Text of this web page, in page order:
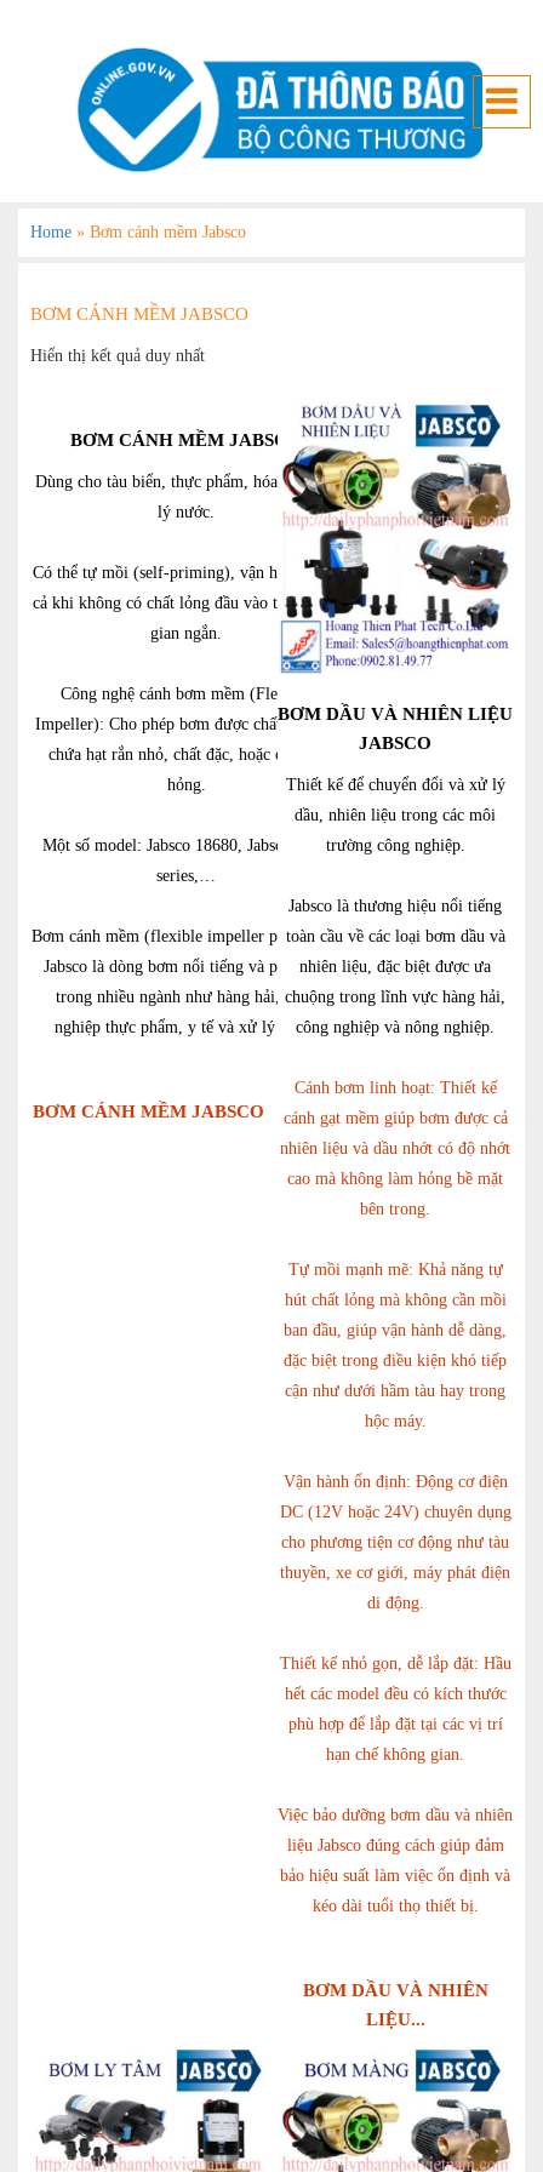
Home » Bơm cánh mềm Jabsco
BƠM CÁNH MỀM JABSCO
Hiển thị kết quả duy nhất
BƠM CÁNH MỀM JABSCO
Dùng cho tàu biển, thực phẩm, hóa chất, xử
lý nước.
Có thể tự mồi (self-priming), vận hành được
cả khi không có chất lỏng đầu vào trong thời
gian ngắn.
Công nghệ cánh bơm mềm (Flexible
Impeller): Cho phép bơm được chất lỏng có
chứa hạt rắn nhỏ, chất đặc, hoặc chất dễ
hỏng.
Một số model: Jabsco 18680, Jabsco 9990
series,…
Bơm cánh mềm (flexible impeller pump) của
Jabsco là dòng bơm nổi tiếng và phổ biến
trong nhiều ngành như hàng hải, công
nghiệp thực phẩm, y tế và xử lý nước.
BƠM CÁNH MỀM JABSCO
BƠM DẦU VÀ NHIÊN LIỆU
JABSCO
Thiết kế để chuyển đổi và xử lý
dầu, nhiên liệu trong các môi
trường công nghiệp.
Jabsco là thương hiệu nổi tiếng
toàn cầu về các loại bơm dầu và
nhiên liệu, đặc biệt được ưa
chuộng trong lĩnh vực hàng hải,
công nghiệp và nông nghiệp.
Cánh bơm linh hoạt: Thiết kế
cánh gạt mềm giúp bơm được cả
nhiên liệu và dầu nhớt có độ nhớt
cao mà không làm hỏng bề mặt
bên trong.
Tự mồi mạnh mẽ: Khả năng tự
hút chất lỏng mà không cần mồi
ban đầu, giúp vận hành dễ dàng,
đặc biệt trong điều kiện khó tiếp
cận như dưới hầm tàu hay trong
hộc máy.
Vận hành ổn định: Động cơ điện
DC (12V hoặc 24V) chuyên dụng
cho phương tiện cơ động như tàu
thuyền, xe cơ giới, máy phát điện
di động.
Thiết kế nhỏ gọn, dễ lắp đặt: Hầu
hết các model đều có kích thước
phù hợp để lắp đặt tại các vị trí
hạn chế không gian.
Việc bảo dưỡng bơm dầu và nhiên
liệu Jabsco đúng cách giúp đảm
bảo hiệu suất làm việc ổn định và
kéo dài tuổi thọ thiết bị.
BƠM DẦU VÀ NHIÊN
LIỆU...